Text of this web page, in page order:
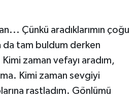
Çünkü aradıklarımın çoğu
da tam buldum derken
zaman vefayı aradım,
Kimi zaman sevgiyi
rastladım. Gönlümü